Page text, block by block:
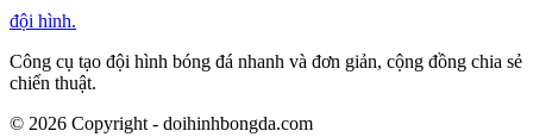
đội hình.
Công cụ tạo đội hình bóng đá nhanh và đơn giản, cộng đồng chia sẻ
chiến thuật.
© 2026 Copyright - doihinhbongda.com